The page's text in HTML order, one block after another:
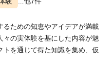
ための知恵やアイデアが満載
の実体験を基にした内容が魅
を通じて得た知識を集め、仮